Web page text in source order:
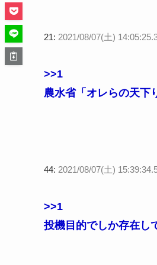
21: 2021/08/07(土)
>>1
農水省「オレらの天下
44: 2021/08/07(土)
>>1
投機目的でしか存在し